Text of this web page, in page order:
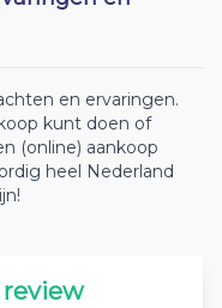
en ervaringen.
kunt doen of
(online) aankoop
heel Nederland
review